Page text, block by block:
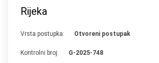
Rijeka
Vrsta postupka: Otvoreni postupak
Kontrolni broj: G-2025-748